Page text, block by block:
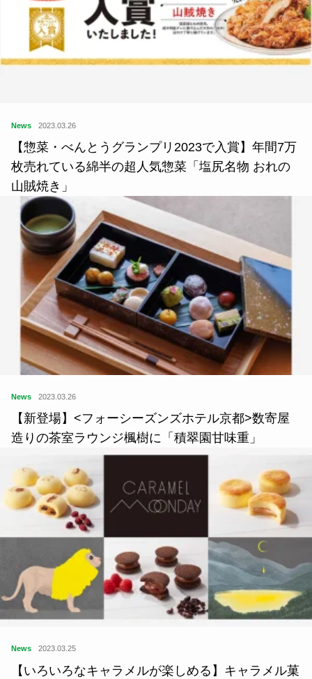
News 2023.03.26
【惣菜・べんとうグランプリ2023で入賞】年間7万
枚売れている綿半の超人気惣菜「塩尻名物 おれの
山賊焼き」
News 2023.03.26
【新登場】<フォーシーズンズホテル京都>数寄屋
造りの茶室ラウンジ楓樹に「積翠園甘味重」
News 2023.03.25
【いろいろなキャラメルが楽しめる】キャラメル菓